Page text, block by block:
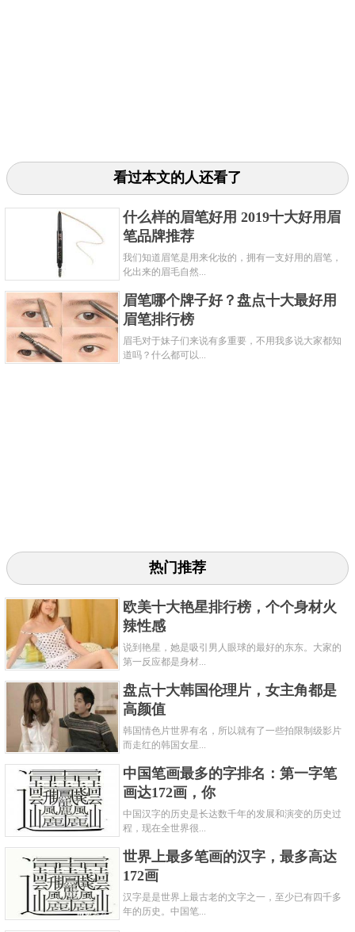
法国86分 推荐单品：Dior惊艳造型眉笔
由法国时装设计师Christian Dior于1946年创立于巴
黎，Dior 握有 LVMH 集团42.38%的普通股及59.3%的
表决权。Dior眉笔被Rank&style评为十大最佳眉笔第一
名，Vogue英国杂志也将它评为十大最佳眉笔之一，也
是国际十大畅销眉笔排行榜之一。YouTube美妆博主tati
曾在2016年度爱用品里推荐Diorshow Brow Styler眉
笔。这款眉笔笔头细，可以勾勒眉毛的细节，打造利
落清爽的眉妆效果，协调妆效之余，还能呈现出相当
日本85分 推荐单品：Excel三合一眉笔
Excel隶属于常盘药品工业株式会社，该公司于
1949年创立，旗下有大家熟知的SANA系列护肤品。常
盘药品工业株式会社2002年被NOEVIR株式会社收购。
也是国际十大畅销眉笔排行榜之一。Excel最受欢迎的
是“笔、粉、刷”三合一的眉笔，它在2014、2015和2016
年连续三年获得了cosme大赏眉部产品部门第一名。使
看过本文的人还看了
什么样的眉笔好用 2019十大好用眉
笔品牌推荐
我们知道眉笔是用来化妆的，拥有一支好用的眉笔，
化出来的眉毛自然...
眉笔哪个牌子好？盘点十大最好用
眉笔排行榜
眉毛对于妹子们来说有多重要，不用我多说大家都知
道吗？什么都可以...
热门推荐
欧美十大艳星排行榜，个个身材火
辣性感
说到艳星，她是吸引男人眼球的最好的东东。大家的
第一反应都是身材...
盘点十大韩国伦理片，女主角都是
高颜值
韩国情色片世界有名，所以就有了一些拍限制级影片
而走红的韩国女星...
中国笔画最多的字排名：第一字笔
画达172画，你
中国汉字的历史是长达数千年的发展和演变的历史过
程，现在全世界很...
世界上最多笔画的汉字，最多高达
172画
汉字是是世界上最古老的文字之一，至少已有四千多
年的历史。中国笔...